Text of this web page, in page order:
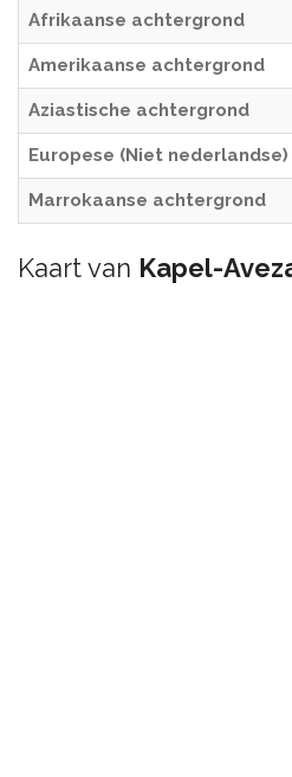
Afrikaanse achtergrond
Amerikaanse achtergrond
Aziastische achtergrond
Europese (Niet
Marrokaanse achtergrond
Kaart van Kapel-